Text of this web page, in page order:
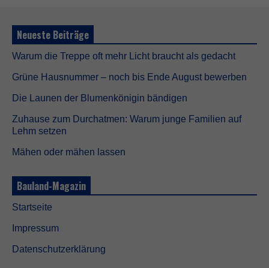
Neueste Beiträge
Warum die Treppe oft mehr Licht braucht als gedacht
Grüne Hausnummer – noch bis Ende August bewerben
Die Launen der Blumenkönigin bändigen
Zuhause zum Durchatmen: Warum junge Familien auf
Lehm setzen
Mähen oder mähen lassen
Bauland-Magazin
Startseite
Impressum
Datenschutzerklärung